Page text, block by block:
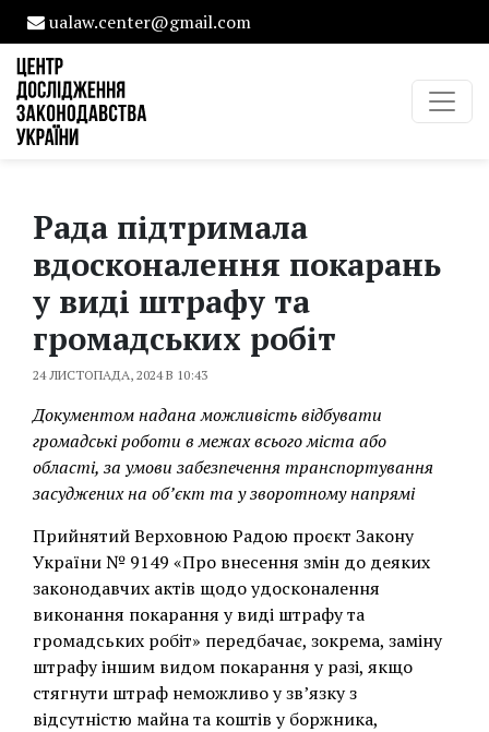
ualaw.center@gmail.com
Рада підтримала
вдосконалення покарань
у виді штрафу та
громадських робіт
24 ЛИСТОПАДА, 2024 В 10:43
Документом надана можливість відбувати
громадські роботи в межах всього міста або
області, за умови забезпечення транспортування
засуджених на обʼєкт та у зворотному напрямі
Прийнятий Верховною Радою проєкт Закону
України № 9149 «Про внесення змін до деяких
законодавчих актів щодо удосконалення
виконання покарання у виді штрафу та
громадських робіт» передбачає, зокрема, заміну
штрафу іншим видом покарання у разі, якщо
стягнути штраф неможливо у зв’язку з
відсутністю майна та коштів у боржника,